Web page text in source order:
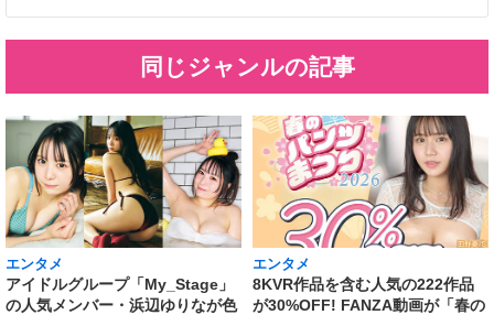
同じジャンルの記事
エンタメ
アイドルグループ「My_Stage」
の人気メンバー・浜辺ゆりなが色
エンタメ
8KVR作品を含む人気の222作品
が30%OFF! FANZA動画が「春の